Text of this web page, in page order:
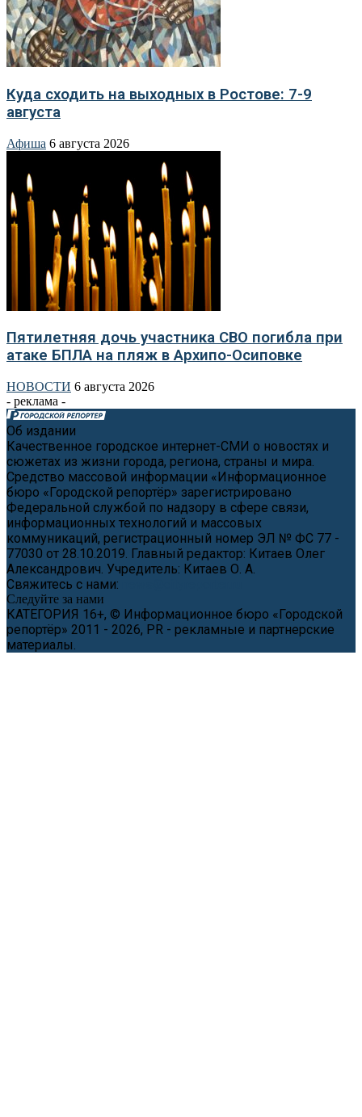
Куда сходить на выходных в Ростове: 7-9
августа
Афиша 6 августа 2026
Пятилетняя дочь участника СВО погибла при
атаке БПЛА на пляж в Архипо-Осиповке
НОВОСТИ 6 августа 2026
- реклама -
Об издании
Качественное городское интернет-СМИ о новостях и
сюжетах из жизни города, региона, страны и мира.
Средство массовой информации «Информационное
бюро «Городской репортёр» зарегистрировано
Федеральной службой по надзору в сфере связи,
информационных технологий и массовых
коммуникаций, регистрационный номер ЭЛ № ФС 77 -
77030 от 28.10.2019. Главный редактор: Китаев Олег
Александрович. Учредитель: Китаев О. А.
Свяжитесь с нами:
Следуйте за нами
КАТЕГОРИЯ 16+, © Информационное бюро «Городской
репортёр» 2011 - 2026, PR - рекламные и партнерские
материалы.